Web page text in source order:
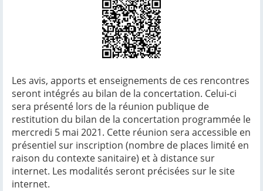
Les avis, apports et enseignements de ces rencontres
seront intégrés au bilan de la concertation. Celui-ci
sera présenté lors de la réunion publique de
restitution du bilan de la concertation programmée le
mercredi 5 mai 2021. Cette réunion sera accessible en
présentiel sur inscription (nombre de places limité en
raison du contexte sanitaire) et à distance sur
internet. Les modalités seront précisées sur le site
internet.